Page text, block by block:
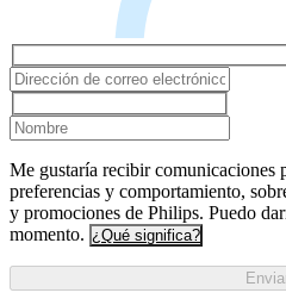
Me gustaría recibir comunicaciones
preferencias y comportamiento,
y promociones de Philips. Puedo
momento. ¿Qué significa?